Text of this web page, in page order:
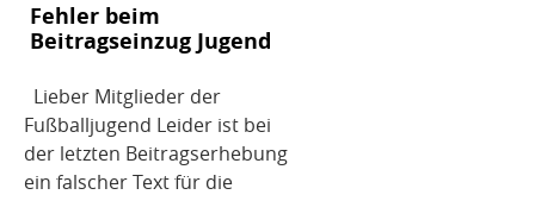
Fehler beim
Beitragseinzug Jugend
Lieber Mitglieder der
Fußballjugend Leider ist bei
der letzten Beitragserhebung
ein falscher Text für die